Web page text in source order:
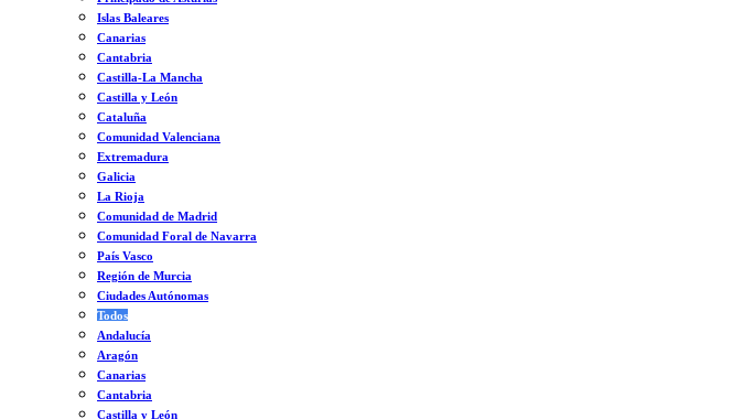
Islas Baleares
Canarias
Cantabria
Castilla-La Mancha
Castilla y León
Cataluña
Comunidad Valenciana
Extremadura
Galicia
La Rioja
Comunidad de Madrid
Comunidad Foral de Navarra
País Vasco
Región de Murcia
Ciudades Autónomas
Todos
Andalucía
Aragón
Canarias
Cantabria
Castilla y León